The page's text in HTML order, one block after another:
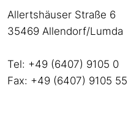
Allertshäuser Straße 6
35469 Allendorf/Lumda
Tel: +49 (6407) 9105 0
Fax: +49 (6407) 9105 55